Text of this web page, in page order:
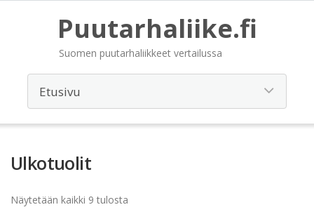
Puutarhaliike.fi
Suomen puutarhaliikkeet vertailussa
Ulkotuolit
Näytetään kaikki 9 tulosta